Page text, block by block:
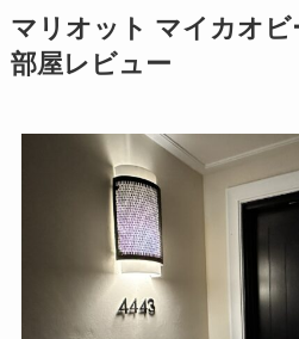
マリオット マイカオ
部屋レビュー